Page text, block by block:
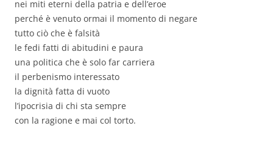
nei miti eterni della patria e dell’eroe
perché è venuto ormai il momento di negare
tutto ciò che è falsità
le fedi fatti di abitudini e paura
una politica che è solo far carriera
il perbenismo interessato
la dignità fatta di vuoto
l’ipocrisia di chi sta sempre
con la ragione e mai col torto.